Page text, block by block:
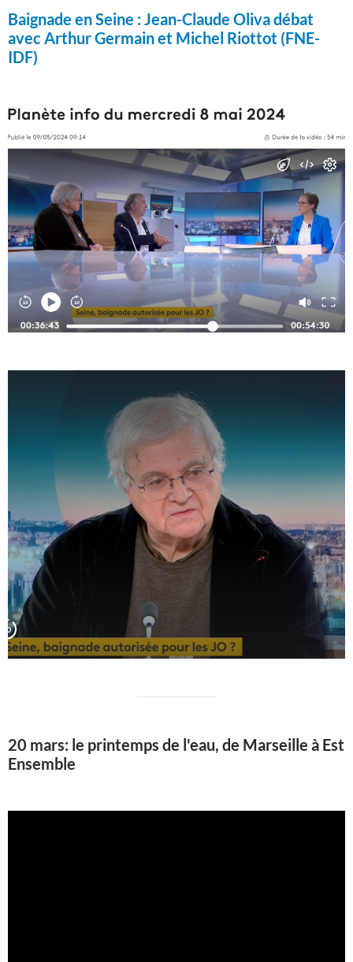
Baignade en Seine :Jean-Claude Oliva débat
avec Arthur Germain et Michel Riottot (FNE-
IDF)
20 mars: le printemps de l'eau, de Marseille à Est
Ensemble